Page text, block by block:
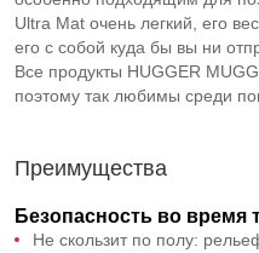
Ultra Mat очень легкий, его
его с собой куда бы вы ни
Все продукты HUGGER
поэтому так любимы среди
Преимущества
Безопасность во время
Не скользит по полу: